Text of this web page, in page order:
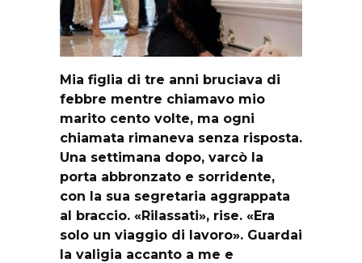
Mia figlia di tre anni bruciava di
febbre mentre chiamavo mio
marito cento volte, ma ogni
chiamata rimaneva senza risposta.
Una settimana dopo, varcò la
porta abbronzato e sorridente,
con la sua segretaria aggrappata
al braccio. «Rilassati», rise. «Era
solo un viaggio di lavoro». Guardai
la valigia accanto a me e